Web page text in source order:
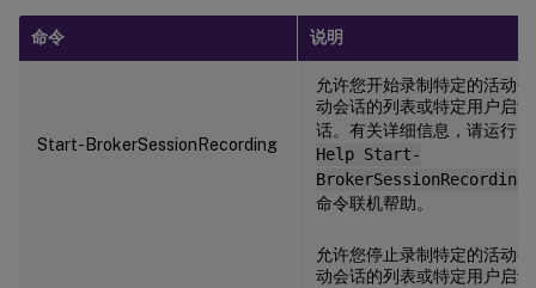
命令 说明
Start-BrokerSessionRecording
允许您开始录制特定的活动
动会话的列表或特定用户启
话。有关详细信息，请运行
Help Start-
BrokerSessionRecording
命令联机帮助。
允许您停止录制特定的活动
动会话的列表或特定用户启